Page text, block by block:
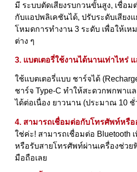
มี ระบบตัดเสียงรบกวนขั้นสูง, เชื่อม
กับแอปพลิเคชันได้, ปรับระดับเสียง
โหมดการทำงาน 3 ระดับ เพื่อให้เ
ต่าง ๆ
3. แบตเตอรี่ใช้งานได้นานเท่าไหร่
ใช้แบตเตอรี่แบบ ชาร์จได้
ชาร์จ Type-C ทำให้สะดวกพกพาแ
ได้ต่อเนื่อง ยาวนาน (ประมาณ 10 ชั่
4. สามารถเชื่อมต่อกับโทรศัพท์หรื
ใช่ค่ะ! สามารถเชื่อมต่อ Bluetooth
หรือรับสายโทรศัพท์ผ่านเครื่องช่วย
มือถือเลย